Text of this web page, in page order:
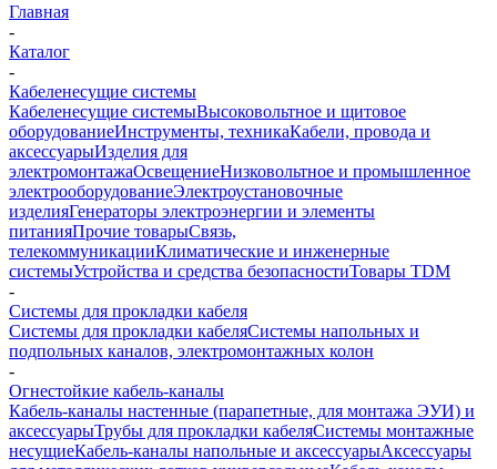
Главная
-
Каталог
-
Кабеленесущие системы
Кабеленесущие системыВысоковольтное и щитовое
оборудованиеИнструменты, техникаКабели, провода и
аксессуарыИзделия для
электромонтажаОсвещениеНизковольтное и промышленное
электрооборудованиеЭлектроустановочные
изделияГенераторы электроэнергии и элементы
питанияПрочие товарыСвязь,
телекоммуникацииКлиматические и инженерные
системыУстройства и средства безопасностиТовары TDM
-
Системы для прокладки кабеля
Системы для прокладки кабеляСистемы напольных и
подпольных каналов, электромонтажных колон
-
Огнестойкие кабель-каналы
Кабель-каналы настенные (парапетные, для монтажа ЭУИ) и
аксессуарыТрубы для прокладки кабеляСистемы монтажные
несущиеКабель-каналы напольные и аксессуарыАксессуары